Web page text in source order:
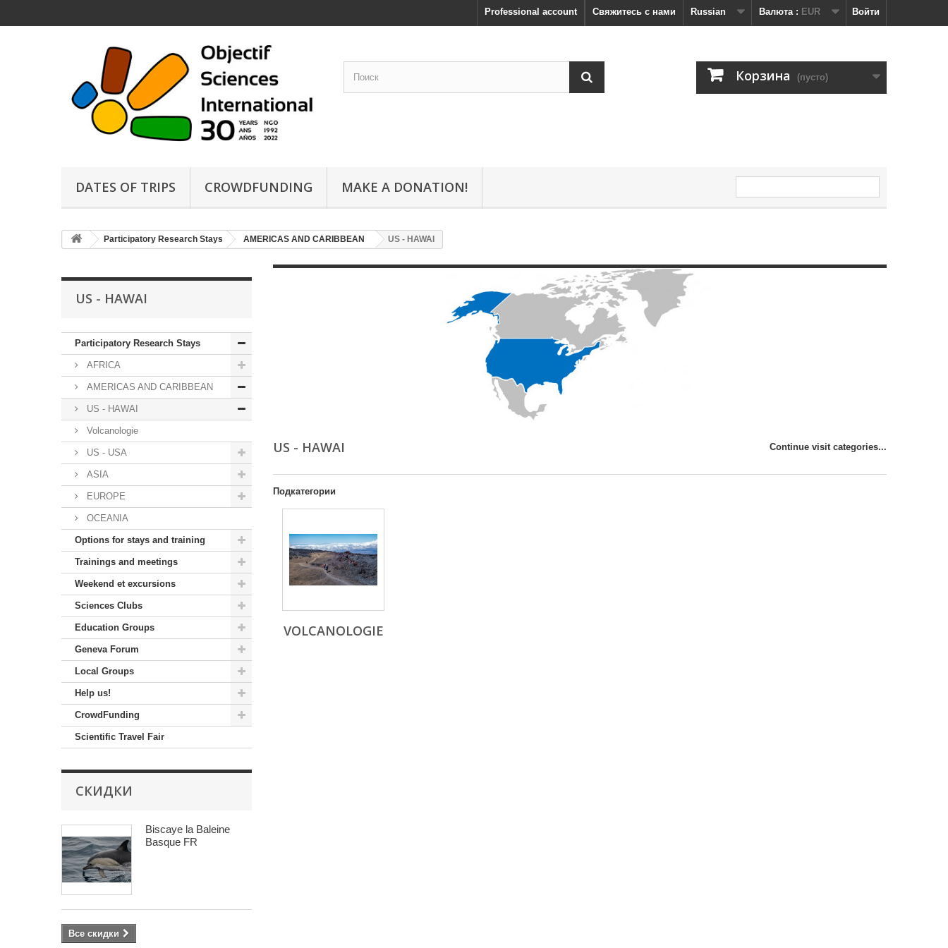
Войти
Валюта : EUR
Russian
Свяжитесь с нами
Professional account
Корзина (пусто)
DATES OF TRIPS CROWDFUNDING MAKE A DONATION!
Participatory Research Stays AMERICAS AND CARIBBEAN US - HAWAI
US - HAWAI
Participatory Research Stays
AFRICA
AMERICAS AND CARIBBEAN
US - HAWAI
Volcanologie
US - USA
ASIA
EUROPE
OCEANIA
Options for stays and training
Trainings and meetings
Weekend et excursions
Sciences Clubs
Education Groups
Geneva Forum
Local Groups
Help us!
CrowdFunding
Scientific Travel Fair
СКИДКИ
Biscaye la Baleine
Basque FR
Все скидки
US - HAWAI Continue visit categories...
Подкатегории
VOLCANOLOGIE